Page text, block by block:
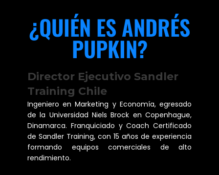
¿QUIÉN ES ANDRÉS
PUPKIN?
Director Ejecutivo Sandler
Training Chile
Ingeniero en Marketing y Economía, egresado
de la Universidad Niels Brock en Copenhague,
Dinamarca. Franquiciado y Coach Certificado
de Sandler Training, con 15 años de experiencia
formando equipos comerciales de alto
rendimiento.